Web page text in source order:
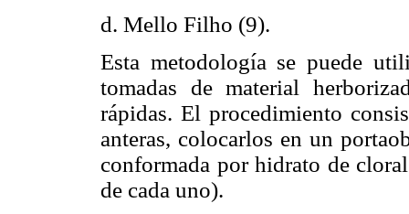
d. Mello Filho (9).
Esta metodología se puede
tomadas de material
rápidas. El procedimiento
anteras, colocarlos en un
conformada por hidrato de
de cada uno).